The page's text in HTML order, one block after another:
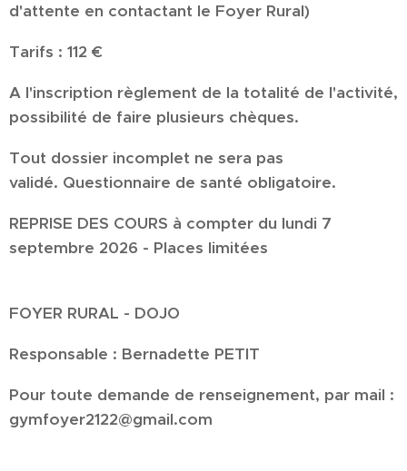
d'attente en contactant le Foyer Rural)
Tarifs : 112 €
A l'inscription règlement de la totalité de l'activité,
possibilité de faire plusieurs chèques.
Tout dossier incomplet ne sera pas
validé. Questionnaire de santé obligatoire.
REPRISE DES COURS à compter du lundi 7
septembre 2026 - Places limitées
FOYER RURAL - DOJO
Responsable : Bernadette PETIT
Pour toute demande de renseignement, par mail :
gymfoyer2122@gmail.com